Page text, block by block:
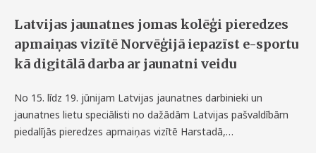
Latvijas jaunatnes jomas kolēģi pieredzes
apmaiņas vizītē Norvēģijā iepazīst e-sportu
kā digitālā darba ar jaunatni veidu
No 15. līdz 19. jūnijam Latvijas jaunatnes darbinieki un
jaunatnes lietu speciālisti no dažādām Latvijas pašvaldībām
piedalījās pieredzes apmaiņas vizītē Harstadā,…